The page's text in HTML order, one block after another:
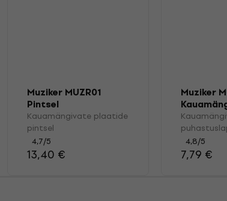
Muziker MUZR01
Pintsel
Kauamängivate plaatide
pintsel
4,7/5
13,40 €
Muziker
plaatide
4,8/5
7,79 €